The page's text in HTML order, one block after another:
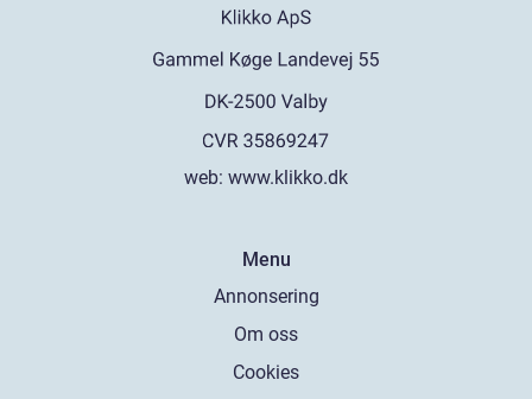
web: www.klikko.dk
Menu
Annonsering
Om oss
Cookies